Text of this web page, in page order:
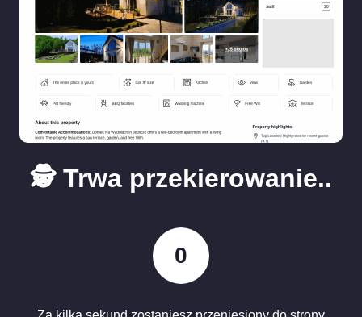
🕵️ Trwa przekierowanie..
0